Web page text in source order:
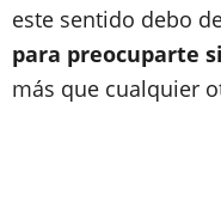
este sentido debo
para preocuparte
más que cualquier